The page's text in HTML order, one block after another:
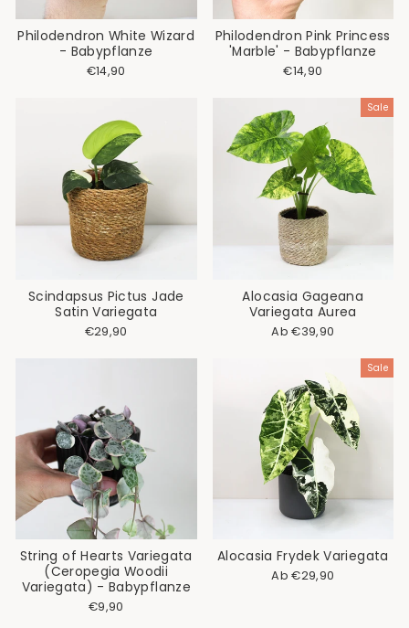
Philodendron White Wizard
- Babypflanze
€14,90
Philodendron Pink Princess
'Marble' - Babypflanze
€14,90
Scindapsus Pictus Jade
Satin Variegata
€29,90
Sale
Alocasia Gageana
Variegata Aurea
Normaler
Sonderpreis
Ab €39,90
String of Hearts Variegata
(Ceropegia Woodii
Variegata) - Babypflanze
€9,90
Sale
Alocasia Frydek Variegata
Normaler
Sonderpreis
Ab €29,90